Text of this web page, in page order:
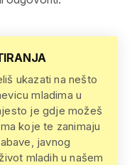
ukazati na nešto
mladima u
je gdje možeš
koje te zanimaju
javnog
mladih u našem